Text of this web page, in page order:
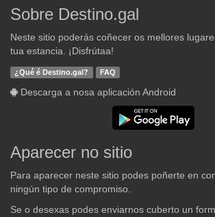
Sobre Destino.gal
Neste sitio poderás coñecer os mellores
tua estancia. ¡Disfrútaa!
¿Qué é Destino.gal? FAQ
Descarga a nosa aplicación Android
Aparecer no sitio
Para aparecer neste sitio podes poñerte en
ningún tipo de compromiso.
Se o desexas podes enviarnos cuberto un